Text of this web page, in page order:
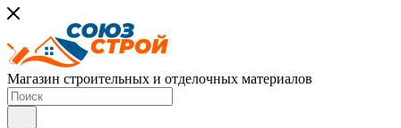
Магазин строительных и отделочных материалов